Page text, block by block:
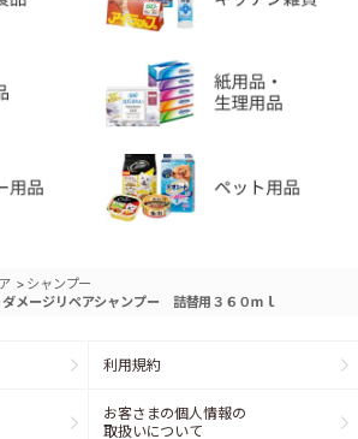
> シャンプー
メージリペアシャンプー 詰替用３６０ｍｌ
利用規約
お客さまの個人情報の
取扱いについて